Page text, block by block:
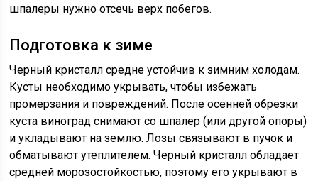
шпалеры нужно отсечь верх побегов.
Подготовка к зиме
Черный кристалл средне устойчив к зимним холодам.
Кусты необходимо укрывать, чтобы избежать
промерзания и повреждений. После осенней обрезки
куста виноград снимают со шпалер (или другой опоры)
и укладывают на землю. Лозы связывают в пучок и
обматывают утеплителем. Черный кристалл обладает
средней морозостойкостью, поэтому его укрывают в